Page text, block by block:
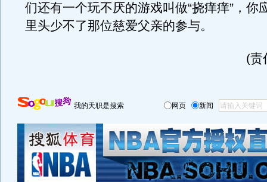
们还有一个玩不厌的游戏叫做“挠痒痒”，你
里头少不了那位慈爱父亲的参与。
(责
我的天职是搜索 网页 新闻